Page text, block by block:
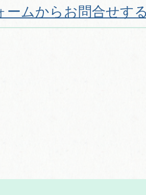
ームからお問合せす